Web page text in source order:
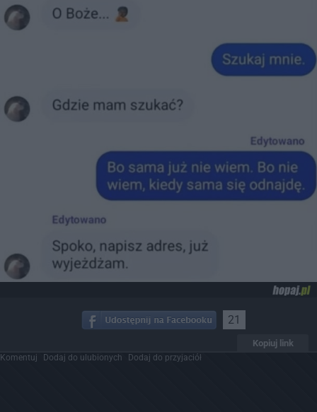
21
Kopiuj link
Komentuj Dodaj do ulubionych Dodaj do przyjaciół